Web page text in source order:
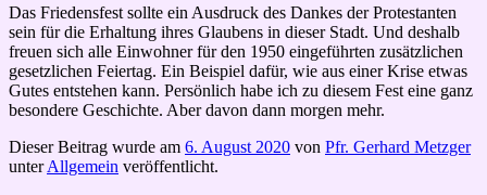
Das Friedensfest sollte ein Ausdruck des Dankes der Protestanten
sein für die Erhaltung ihres Glaubens in dieser Stadt. Und deshalb
freuen sich alle Einwohner für den 1950 eingeführten zusätzlichen
gesetzlichen Feiertag. Ein Beispiel dafür, wie aus einer Krise etwas
Gutes entstehen kann. Persönlich habe ich zu diesem Fest eine ganz
besondere Geschichte. Aber davon dann morgen mehr.
Dieser Beitrag wurde am 6. August 2020 von Pfr. Gerhard Metzger
unterAllgemein veröffentlicht.